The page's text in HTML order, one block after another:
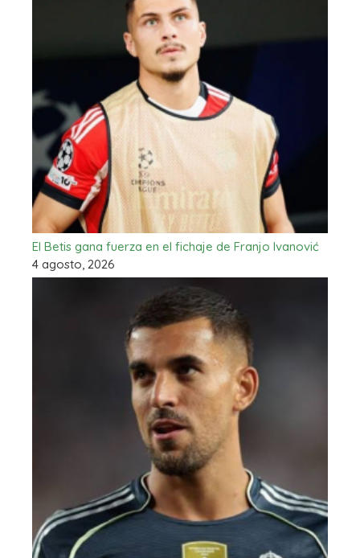
El Betis gana fuerza en el fichaje de Franjo Ivanović
4 agosto, 2026